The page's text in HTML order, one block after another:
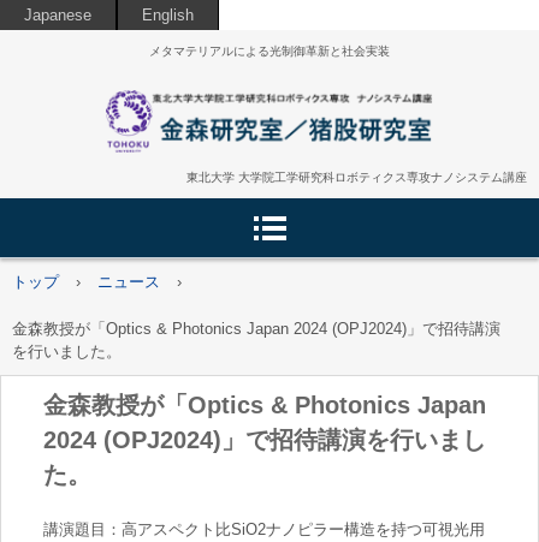
Japanese English
メタマテリアルによる光制御革新と社会実装
東北大学 大学院工学研究科ロボティクス専攻ナノシステム講座
トップ › ニュース ›
金森教授が「Optics & Photonics Japan 2024 (OPJ2024)」で招待講演
を行いました。
金森教授が「Optics & Photonics Japan
2024 (OPJ2024)」で招待講演を行いまし
た。
講演題目：高アスペクト比SiO2ナノピラー構造を持つ可視光用